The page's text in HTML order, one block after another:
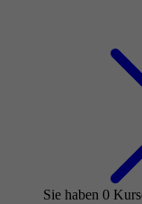
Sie haben 0